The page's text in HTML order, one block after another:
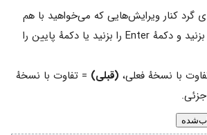
گرد کنار ویرایش‌هایی که می‌خواهید با هم
مقایسه کنید را علامت بزنید و دکمهٔ Enter را بزنید یا دکمهٔ پایین را
با نسخهٔ فعلی، (قبلی) = تفاوت با نسخهٔ